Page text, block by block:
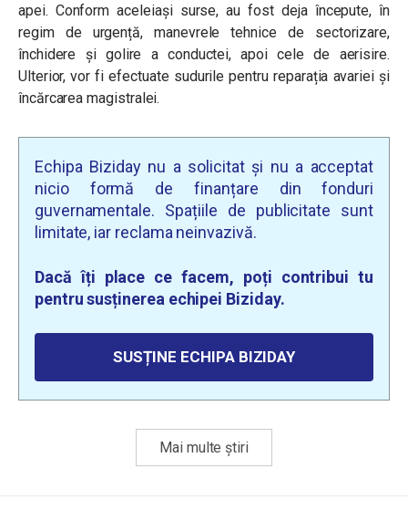
apei. Conform aceleiași surse, au fost deja începute, în
regim de urgență, manevrele tehnice de sectorizare,
închidere și golire a conductei, apoi cele de aerisire.
Ulterior, vor fi efectuate sudurile pentru reparația avariei și
încărcarea magistralei.
Echipa Biziday nu a solicitat și nu a acceptat
nicio formă de finanțare din fonduri
guvernamentale. Spațiile de publicitate sunt
limitate, iar reclama neinvazivă.
Dacă îți place ce facem, poți contribui tu
pentru susținerea echipei Biziday.
SUSȚINE ECHIPA BIZIDAY
Mai multe știri